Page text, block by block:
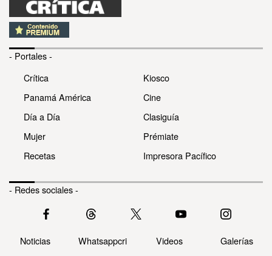
- Portales -
Crítica
Panamá América
Día a Día
Mujer
Recetas
Kiosco
Cine
Clasiguía
Prémiate
Impresora Pacífico
- Redes sociales -
Noticias Whatsappcri Videos Galerías